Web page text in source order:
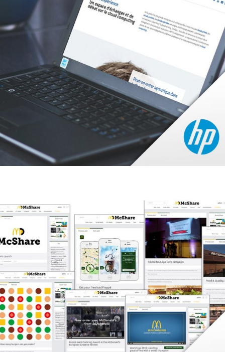
. CRM / DATA / KPI
CROSS-
MÉDIA
FORMATIONS TRANSFORMATION DIGITALE